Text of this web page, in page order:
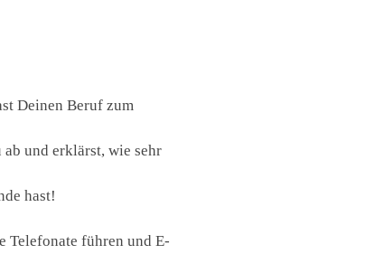
Deinen Beruf zum
ab und erklärst, wie sehr
hast!
Telefonate führen und E-